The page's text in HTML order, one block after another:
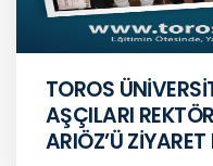
TOROS
AŞÇILARI
ARIÖZ’Ü ZİYARET